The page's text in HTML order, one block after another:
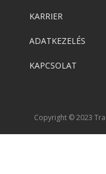
KARRIER
ADATKEZELÉS
KAPCSOLAT
Copyright © 2023